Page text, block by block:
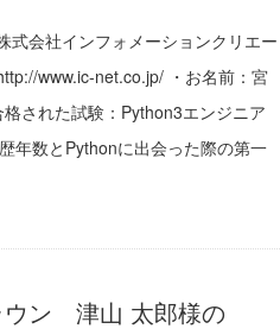
会社インフォメーションクリエー
www.ic-net.co.jp/ ・お名前：宮
された試験：Python3エンジニア
年数とPythonに出会った際の第一
ウン 津山 太郎様の